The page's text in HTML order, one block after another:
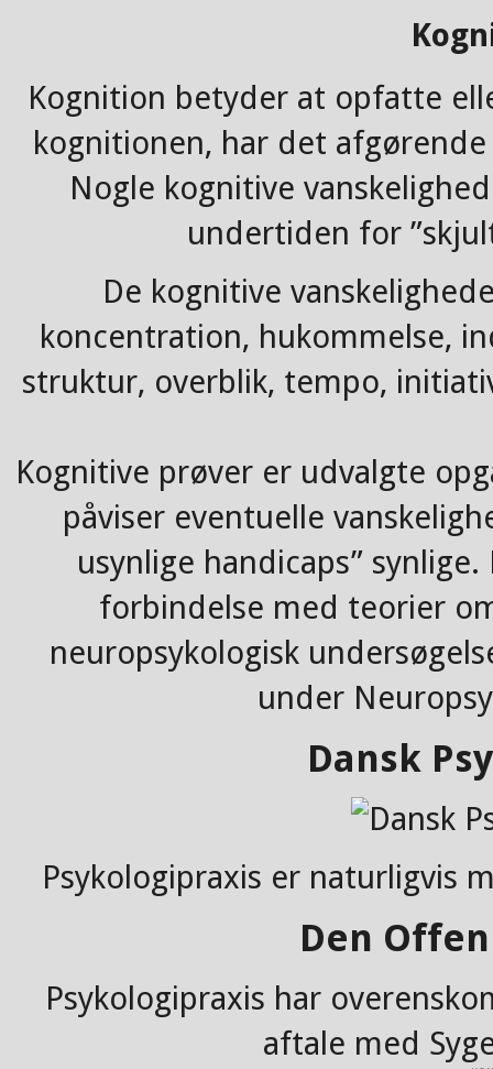
Kognition betyder at opfatte
kognitionen, har det
Nogle kognitive
undertiden for
De kognitive
koncentration, hukommelse,
struktur, overblik, tempo,
Kognitive prøver er udvalgte
påviser eventuelle
usynlige handicaps”
forbindelse med teorier
neuropsykologisk
under
Dansk
Psykologipraxis er naturligvis
Den
Psykologipraxis har
aftale med